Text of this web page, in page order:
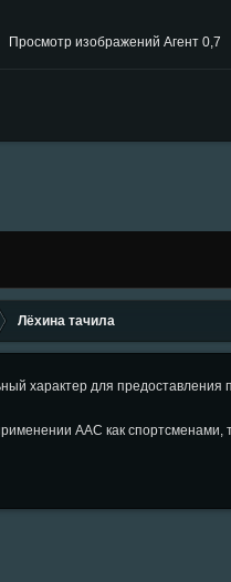
Просмотр изображений Агент 0,7
Лёхина тачила
характер для
ААС как